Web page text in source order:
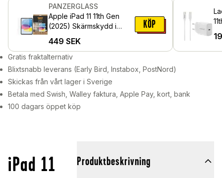
PANZERGLASS
Apple iPad 11 11th Gen
(2025) Skärmskydd i
Ultra Wide Fit
449 SEK
KÖP
Gratis fraktalternativ
Blixtsnabb leverans (Early Bird, Instabox, PostNord)
Skickas från vårt lager i Sverige
Betala med Swish, Walley faktura, Apple Pay, kort, bank
100 dagars öppet köp
iPad 11
Produktbeskrivning